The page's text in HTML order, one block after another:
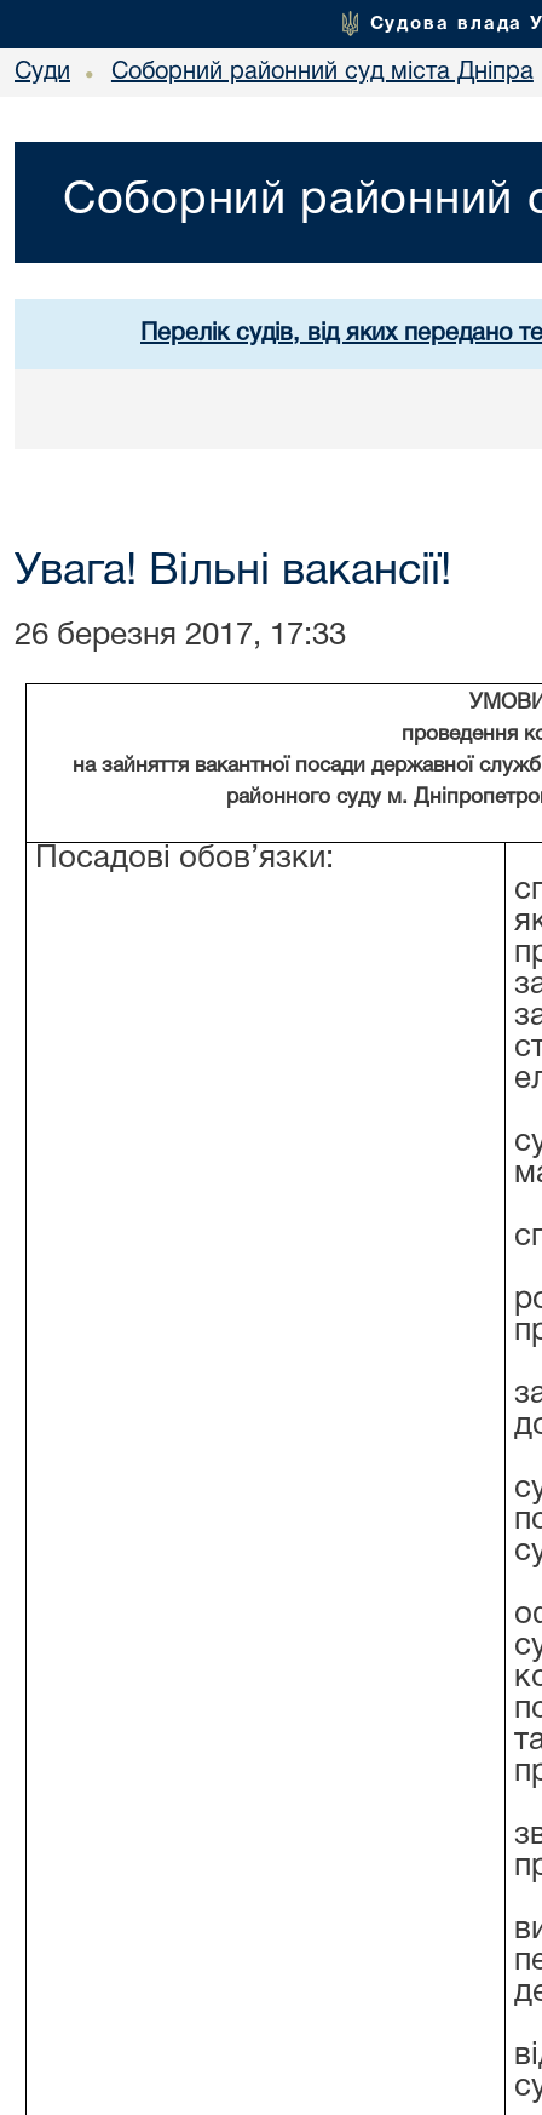
Судова влада
Суди • Соборний районний суд міста Дніпра
Соборний районний
Перелік судів, від яких передано
Увага! Вільні вакансії!
26 березня 2017, 17:33
проведення
на зайняття вакантної посади державної
районного суду м.
Посадові обов’язки: